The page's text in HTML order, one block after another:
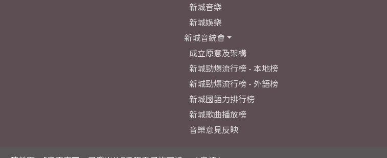
新城音樂
新城娛樂
新城音統會
成立原意及架構
新城勁爆流行榜 - 本地榜
新城勁爆流行榜 - 外語榜
新城國語力排行榜
新城歌曲播放榜
音樂意見反映